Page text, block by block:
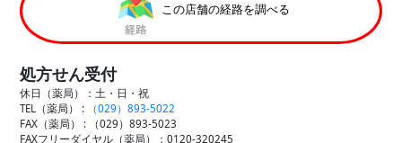
この店舗の経路を調べる
処方せん受付
休日（薬局）：土・日・祝
TEL（薬局） :
（029）893-5022
FAX（薬局） :
（029）893-5023
FAXフリーダイヤル（薬局）：0120-320245